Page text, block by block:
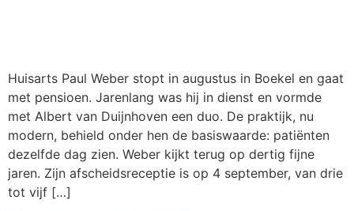
Huisarts Paul Weber stopt in augustus in Boekel en gaat
met pensioen. Jarenlang was hij in dienst en vormde
met Albert van Duijnhoven een duo. De praktijk, nu
modern, behield onder hen de basiswaarde: patiënten
dezelfde dag zien. Weber kijkt terug op dertig fijne
jaren. Zijn afscheidsreceptie is op 4 september, van drie
tot vijf […]